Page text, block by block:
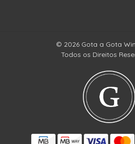
© 2026 Gota a Gota
Todos os Direitos